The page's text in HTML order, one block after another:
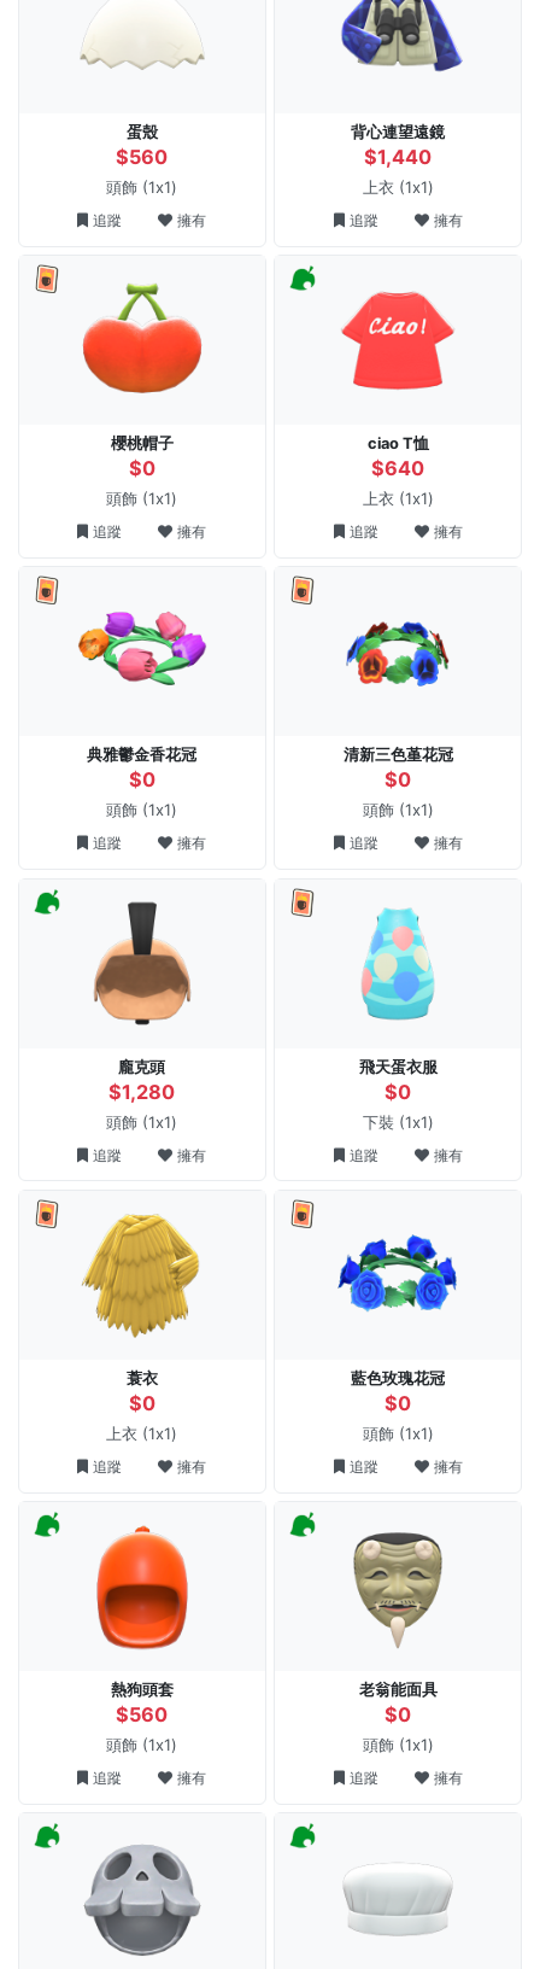
蛋殼
$560
頭飾 (1x1)
追蹤 擁有
背心連望遠鏡
$1,440
上衣 (1x1)
追蹤 擁有
櫻桃帽子
$0
頭飾 (1x1)
追蹤 擁有
ciao T恤
$640
上衣 (1x1)
追蹤 擁有
典雅鬱金香花冠
$0
頭飾 (1x1)
追蹤 擁有
清新三色堇花冠
$0
頭飾 (1x1)
追蹤 擁有
龐克頭
$1,280
頭飾 (1x1)
追蹤 擁有
飛天蛋衣服
$0
下裝 (1x1)
追蹤 擁有
蓑衣
$0
上衣 (1x1)
追蹤 擁有
藍色玫瑰花冠
$0
頭飾 (1x1)
追蹤 擁有
熱狗頭套
$560
頭飾 (1x1)
追蹤 擁有
老翁能面具
$0
頭飾 (1x1)
追蹤 擁有